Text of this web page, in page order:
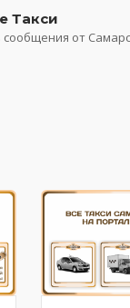
Такси
от